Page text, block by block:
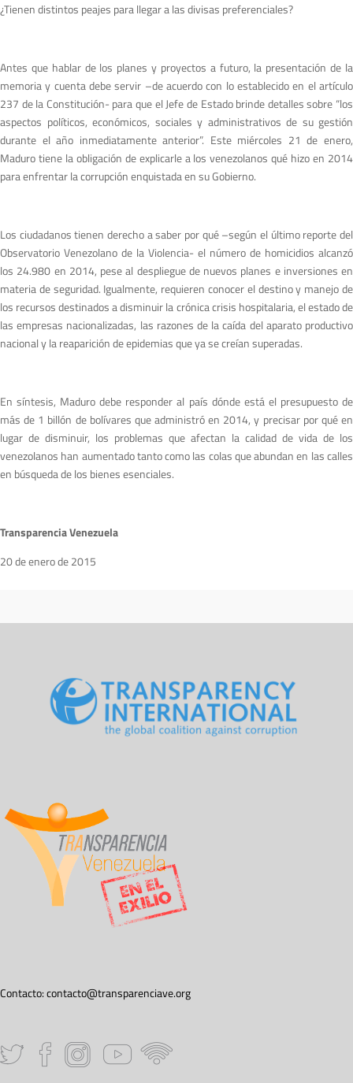
¿Tienen distintos peajes para llegar a las divisas preferenciales?
Antes que hablar de los planes y proyectos a futuro, la presentación de la
memoria y cuenta debe servir –de acuerdo con lo establecido en el artículo
237 de la Constitución- para que el Jefe de Estado brinde detalles sobre “los
aspectos políticos, económicos, sociales y administrativos de su gestión
durante el año inmediatamente anterior”. Este miércoles 21 de enero,
Maduro tiene la obligación de explicarle a los venezolanos qué hizo en 2014
para enfrentar la corrupción enquistada en su Gobierno.
Los ciudadanos tienen derecho a saber por qué –según el último reporte del
Observatorio Venezolano de la Violencia- el número de homicidios alcanzó
los 24.980 en 2014, pese al despliegue de nuevos planes e inversiones en
materia de seguridad. Igualmente, requieren conocer el destino y manejo de
los recursos destinados a disminuir la crónica crisis hospitalaria, el estado de
las empresas nacionalizadas, las razones de la caída del aparato productivo
nacional y la reaparición de epidemias que ya se creían superadas.
En síntesis, Maduro debe responder al país dónde está el presupuesto de
más de 1 billón de bolívares que administró en 2014, y precisar por qué en
lugar de disminuir, los problemas que afectan la calidad de vida de los
venezolanos han aumentado tanto como las colas que abundan en las calles
en búsqueda de los bienes esenciales.
Transparencia Venezuela
20 de enero de 2015
Contacto:contacto@transparenciave.org